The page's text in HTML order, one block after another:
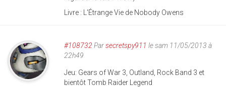
Livre : L'Étrange Vie de Nobody Owens
#108732 Parsecretspy911 le sam 11/05/2013 à
22h49
Jeu: Gears of War 3, Outland, Rock Band 3 et
bientôt Tomb Raider Legend